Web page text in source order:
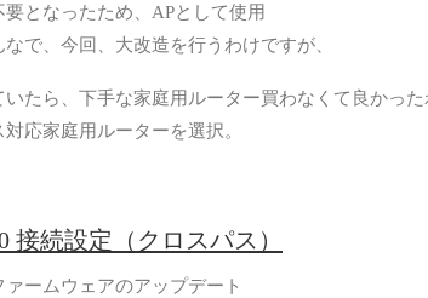
要となったため、APとして使用
で、今回、大改造を行うわけですが、
いたら、下手な家庭用ルーター買わなくて良かった
応家庭用ルーターを選択。
接続設定（クロスパス）
ァームウェアのアップデート